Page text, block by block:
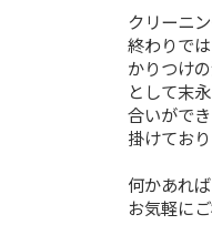
クリーニ
終わりで
かりつけ
として末
合いがで
掛けており
何かあれ
お気軽に